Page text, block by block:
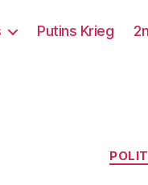
Putins Krieg